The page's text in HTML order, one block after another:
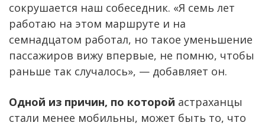
сокрушается наш собеседник. «Я семь лет
работаю на этом маршруте и на
семнадцатом работал, но такое уменьшение
пассажиров вижу впервые, не помню, чтобы
раньше так случалось», — добавляет он.
Одной из причин, по которой астраханцы
стали менее мобильны, может быть то, что